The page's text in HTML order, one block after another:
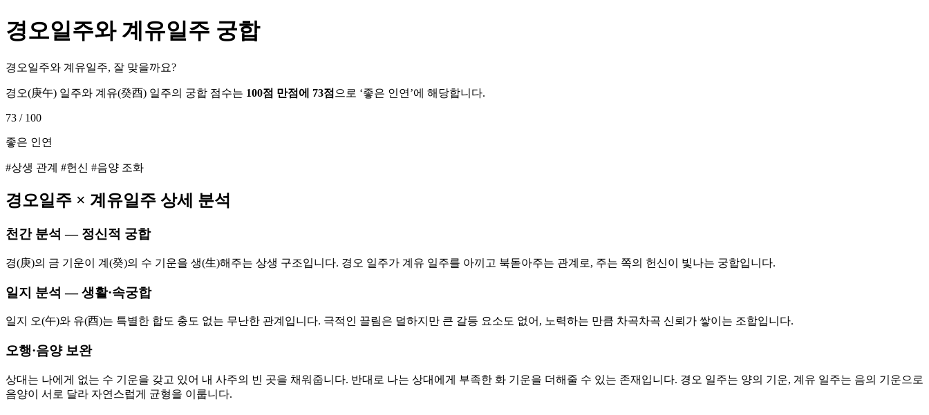
경오일주와 계유일주 궁합
경오일주와 계유일주, 잘 맞을까요?
경오(庚午) 일주와 계유(癸酉) 일주의 궁합 점수는 100점 만점에 73점 으로 ‘좋은 인연 ’에 해당합니다.
73 / 100
좋은 인연
#상생 관계 #헌신 #음양 조화
경오일주 × 계유일주 상세 분석
천간 분석 — 정신적 궁합
경(庚)의 금 기운이 계(癸)의 수 기운을 생(生)해주는 상생 구조입니다. 경오 일주가 계유 일주를 아끼고 북돋아주는 관계로, 주는 쪽의 헌신이 빛나는 궁합입니다.
일지 분석 — 생활·속궁합
일지 오(午)와 유(酉)는 특별한 합도 충도 없는 무난한 관계입니다. 극적인 끌림은 덜하지만 큰 갈등 요소도 없어, 노력하는 만큼 차곡차곡 신뢰가 쌓이는 조합입니다.
오행·음양 보완
상대는 나에게 없는 수 기운을 갖고 있어 내 사주의 빈 곳을 채워줍니다. 반대로 나는 상대에게 부족한 화 기운을 더해줄 수 있는 존재입니다. 경오 일주는 양의 기운, 계유 일주는 음의 기운으로
음양이 서로 달라 자연스럽게 균형을 이룹니다.